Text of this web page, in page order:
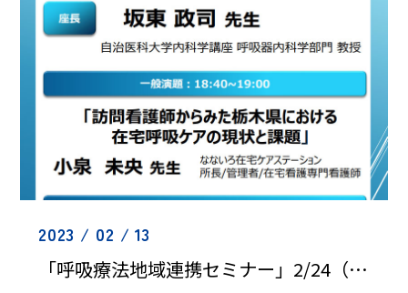
2023 / 02 / 13
「呼吸療法地域連携セミナー」2/24（金）WEB講演会のお知らせ